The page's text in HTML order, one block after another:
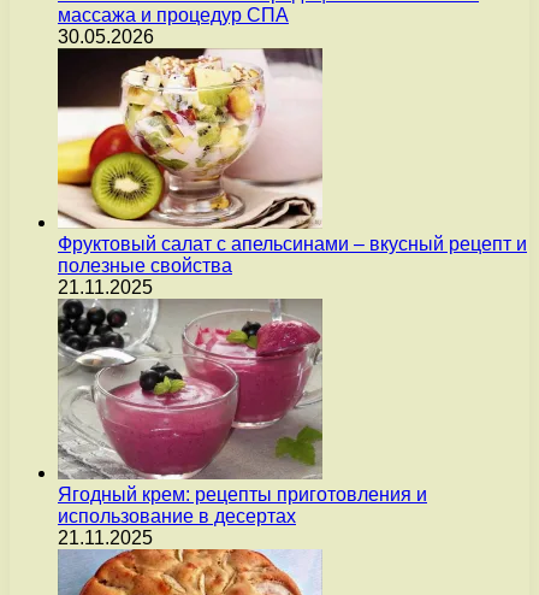
массажа и процедур СПА
30.05.2026
Фруктовый салат с апельсинами – вкусный рецепт и
полезные свойства
21.11.2025
Ягодный крем: рецепты приготовления и
использование в десертах
21.11.2025